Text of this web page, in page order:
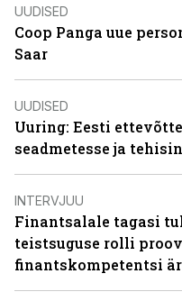
UUDISED
Coop Panga uue
Saar
UUDISED
Uuring: Eesti
seadmetesse ja
INTERVJUU
Finantsalale tagasi
teistsuguse rolli
finantskompetentsi